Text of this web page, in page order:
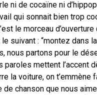
ni de cocaïne ni
qui sonnait bien trop
le morceau
suivant : “montez dans
nous partons pour le
paroles mettent l’accent
la voiture, on t’emmène
de chanson que nous